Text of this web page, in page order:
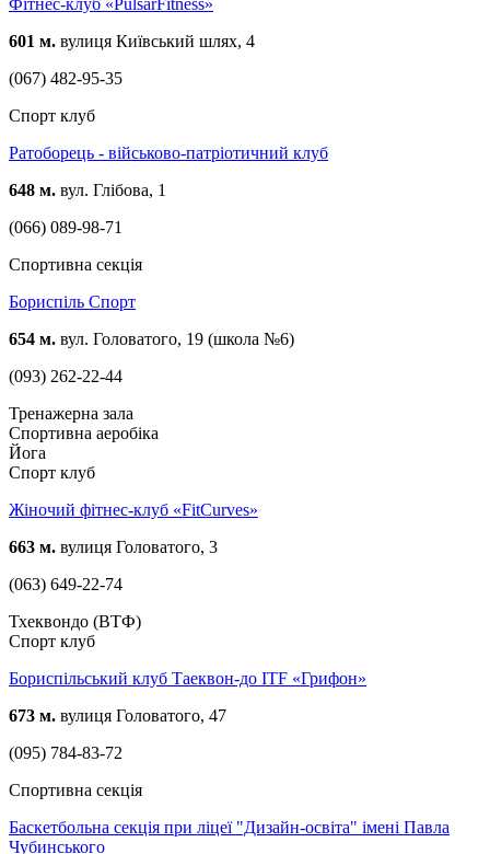
601 м. вулиця Київський шлях, 4
(067) 482-95-35
Спорт клуб
Ратоборець - військово-патріотичний клуб
648 м. вул. Глібова, 1
(066) 089-98-71
Спортивна секція
Бориспіль Спорт
654 м. вул. Головатого, 19 (школа №6)
(093) 262-22-44
Тренажерна зала
Спортивна аеробіка
Йога
Спорт клуб
Жіночий фітнес-клуб «FitCurves»
663 м. вулиця Головатого, 3
(063) 649-22-74
Тхеквондо (ВТФ)
Спорт клуб
Бориспільський клуб Таеквон-до ITF «Грифон»
673 м. вулиця Головатого, 47
(095) 784-83-72
Спортивна секція
Баскетбольна секція при ліцеї "Дизайн-освіта" імені Павла
Чубинського